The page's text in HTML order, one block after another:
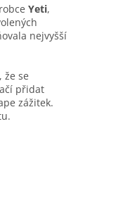
Yeti,
nejvyšší
že se
přidat
zážitek.